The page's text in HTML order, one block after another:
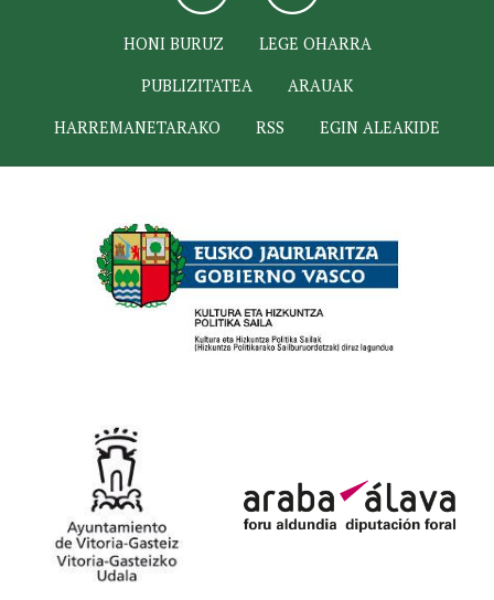
HONI BURUZ
LEGE OHARRA
PUBLIZITATEA
ARAUAK
HARREMANETARAKO
RSS EGIN ALEAKIDE